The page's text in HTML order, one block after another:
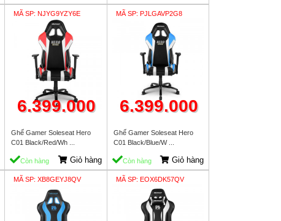
MÃ SP: NJYG9YZY6E
6.399.000
Ghế Gamer Soleseat Hero
C01 Black/Red/Wh ...
Còn hàng Giỏ hàng
MÃ SP: PJLGAVP2G8
6.399.000
Ghế Gamer Soleseat Hero
C01 Black/Blue/W ...
Còn hàng Giỏ hàng
MÃ SP: XB8GEYJ8QV MÃ SP: EOX6DK57QV